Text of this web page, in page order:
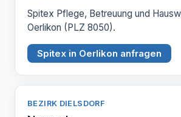
Spitex Pflege, Betreuung und
Oerlikon (PLZ 8050).
Spitex in Oerlikon anfragen
BEZIRK DIELSDORF